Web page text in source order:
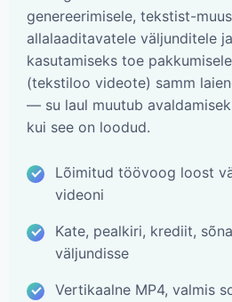
genereerimisele, tekstist-
allalaaditavatele väljunditele
kasutamiseks toe
(tekstiloo videote) samm
— su laul muutub
kui see on loodud.
Lõimitud töövoog loost
videoni
Kate, pealkiri, krediit,
väljundisse
Vertikaalne MP4, valmis